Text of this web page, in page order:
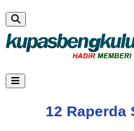
12 Raperda